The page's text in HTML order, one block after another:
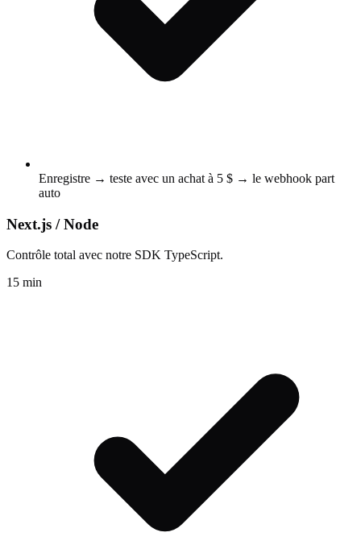
Enregistre → teste avec un achat à 5 $ → le webhook part
auto
Next.js / Node
Contrôle total avec notre SDK TypeScript.
15 min